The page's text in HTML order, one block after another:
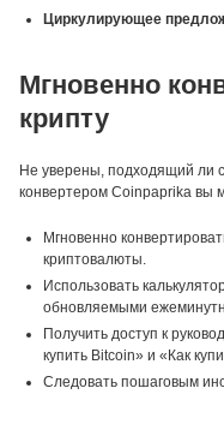
Циркулирующее
Мгновенно
крипту
Не уверены, подходящий ли
конвертером Coinpaprika вы
Мгновенно
криптовалюты.
Использовать
обновляемыми
Получить доступ к
купить Bitcoin» и «Как
Следовать пошаговым